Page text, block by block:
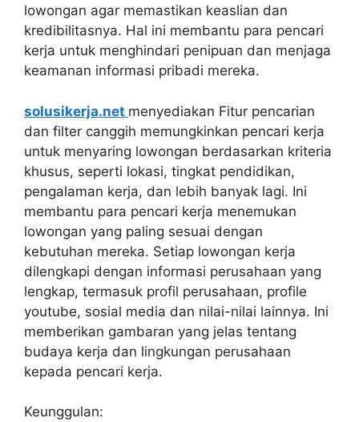
lowongan agar memastikan keaslian dan
kredibilitasnya. Hal ini membantu para pencari
kerja untuk menghindari penipuan dan menjaga
keamanan informasi pribadi mereka.
solusikerja.net menyediakan Fitur pencarian
dan filter canggih memungkinkan pencari kerja
untuk menyaring lowongan berdasarkan kriteria
khusus, seperti lokasi, tingkat pendidikan,
pengalaman kerja, dan lebih banyak lagi. Ini
membantu para pencari kerja menemukan
lowongan yang paling sesuai dengan
kebutuhan mereka. Setiap lowongan kerja
dilengkapi dengan informasi perusahaan yang
lengkap, termasuk profil perusahaan, profile
youtube, sosial media dan nilai-nilai lainnya. Ini
memberikan gambaran yang jelas tentang
budaya kerja dan lingkungan perusahaan
kepada pencari kerja.
Keunggulan: